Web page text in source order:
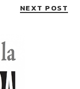
NEXT POST